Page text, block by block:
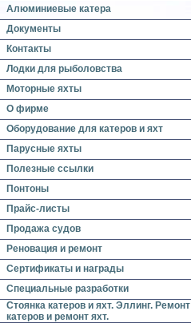
Алюминиевые катера
Документы
Контакты
Лодки для рыболовства
Моторные яхты
О фирме
Оборудование для катеров и яхт
Парусные яхты
Полезные ссылки
Понтоны
Прайс-листы
Продажа судов
Реновация и ремонт
Сертификаты и награды
Специальные разработки
Стоянка катеров и яхт. Эллинг. Ремонт
катеров и ремонт яхт.